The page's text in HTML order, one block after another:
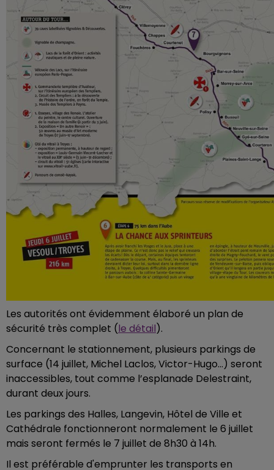
Les autorités ont évidemment élaboré un plan de
sécurité très complet (le détail).
Concernant le stationnement, plusieurs parkings de
surface (14 juillet, Michel Laclos, Victor-Hugo…) seront
inaccessibles, tout comme l’esplanade Delestraint,
durant deux jours.
Les parkings des Halles, Langevin, Hôtel de Ville et
Cathédrale fonctionneront normalement le 6 juillet
mais seront fermés le 7 juillet de 8h30 à 14h.
Il est préférable d'emprunter les transports en